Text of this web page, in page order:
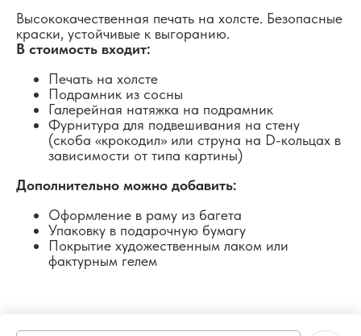
Высококачественная печать на холсте. Безопасные
краски, устойчивые к выгоранию.
В стоимость входит:
Печать на холсте
Подрамник из сосны
Галерейная натяжка на подрамник
Фурнитура для подвешивания на стену
(скоба «крокодил» или струна на D-кольцах в
зависимости от типа картины)
Дополнительно можно добавить:
Оформление в раму из багета
Упаковку в подарочную бумагу
Покрытие художественным лаком или
фактурным гелем